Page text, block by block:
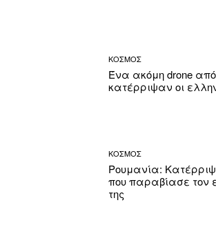
ΚΟΣΜΟΣ
Ένα ακόμη drone
κατέρριψαν οι
ΚΟΣΜΟΣ
Ρουμανία:
που παραβίασε τον
της